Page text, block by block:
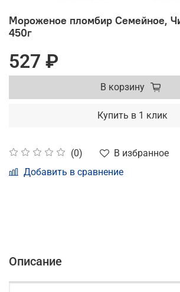
Мороженое пломбир Семейное,
450г
(0)
В избранное
Добавить в сравнение
527 ₽
В корзину
Купить в 1 клик
Описание